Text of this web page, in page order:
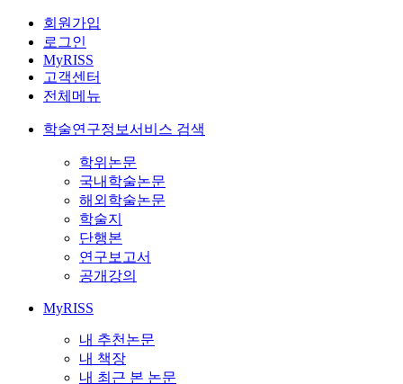
회원가입
로그인
MyRISS
고객센터
전체메뉴
학술연구정보서비스 검색
학위논문
국내학술논문
해외학술논문
학술지
단행본
연구보고서
공개강의
MyRISS
내 추천논문
내 책장
내 최근 본 논문